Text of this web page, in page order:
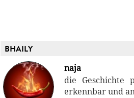
BHAILY
naja
die Geschichte
erkennbar und